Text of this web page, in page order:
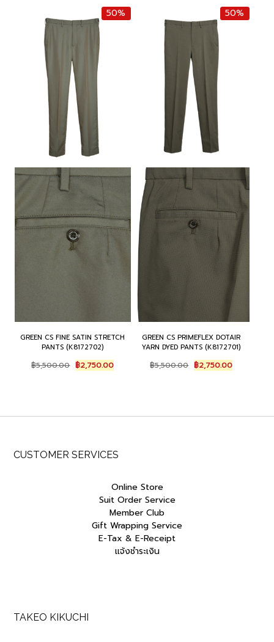
50%
GREEN CS FINE SATIN STRETCH
PANTS (K8172702)
฿5,500.00 Original
price
฿2,750.00Current
price
50%
GREEN CS PRIMEFLEX DOTAIR
YARN DYED PANTS (K8172701)
฿5,500.00 Original
price
฿2,750.00Current
price
CUSTOMER SERVICES
Online Store
Suit Order Service
Member Club
Gift Wrapping Service
E-Tax & E-Receipt
แจ้งชำระเงิน
TAKEO KIKUCHI